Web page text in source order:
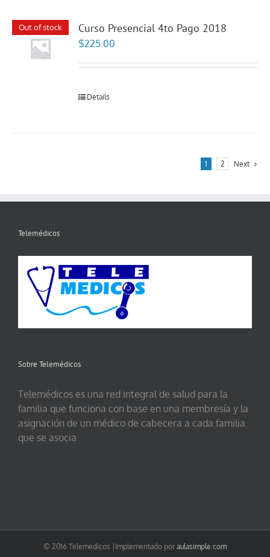
Out of stock Curso Presencial 4to Pago 2018
$225.00
Details
1 2 Next
Telemédicos
Sobre Telemédicos
Telemédicos es una red integral de salud para la
familia que funciona con base en una membresía y la
asignación de un médico de cabecera a cada familia
que se asocia
© 2016 Telemedicos |Implementado por aulasimple.com